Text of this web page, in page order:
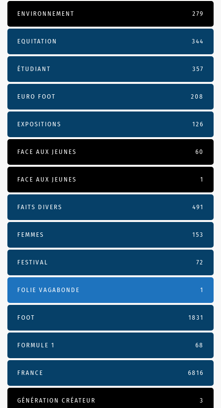
ENVIRONNEMENT 279
EQUITATION 344
ÉTUDIANT 357
EURO FOOT 208
EXPOSITIONS 126
FACE AUX JEUNES 60
FACE AUX JEUNES 1
FAITS DIVERS 491
FEMMES 153
FESTIVAL 72
FOLIE VAGABONDE 1
FOOT 1831
FORMULE 1 68
FRANCE 6816
GÉNÉRATION CRÉATEUR 3